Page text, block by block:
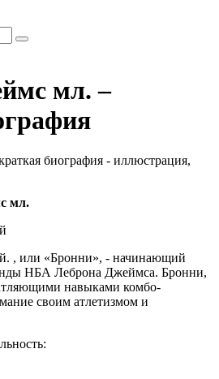
мл. –
мл.
, или «Бронни», - начинающий
НБА Леброна Джеймса. Бронни,
навыками комбо-
своим атлетизмом и